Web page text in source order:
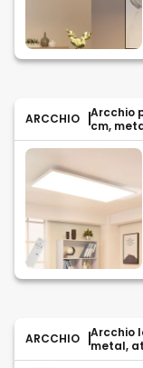
ARCCHIO
Arcchio
cm,
ARCCHIO
Arcchio
metal,